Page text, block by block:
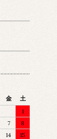
金
土
1
7
8
14
15